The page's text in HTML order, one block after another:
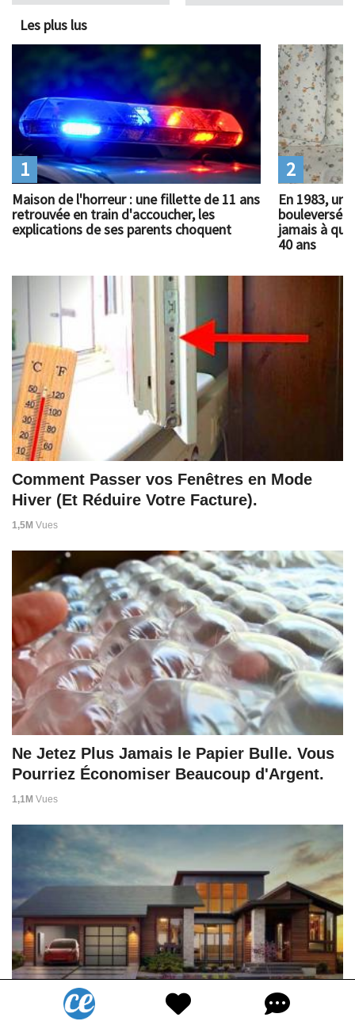
Les plus lus
Maison de l'horreur : une fillette de 11 ans
retrouvée en train d'accoucher, les
explications de ses parents choquent
1
En 1983, un
bouleversé
jamais à
40 ans
2
Comment Passer vos Fenêtres en Mode
Hiver (Et Réduire Votre Facture).
1,5M Vues
Ne Jetez Plus Jamais le Papier Bulle. Vous
Pourriez Économiser Beaucoup d'Argent.
1,1M Vues